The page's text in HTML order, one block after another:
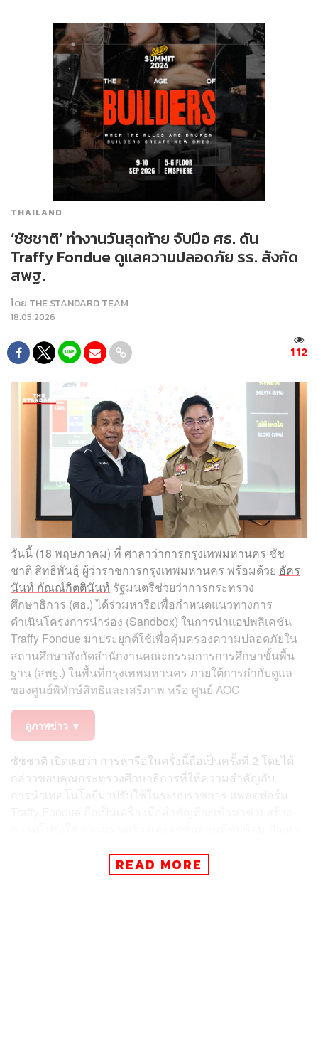
THAILAND
‘ชัชชาติ’ ทำงานวันสุดท้าย จับมือ ศธ. ดัน
Traffy Fondue ดูแลความปลอดภัย รร. สังกัด
สพฐ.
โดย THE STANDARD TEAM
18.05.2026
112
วันนี้ (18 พฤษภาคม) ที่ ศาลาว่าการกรุงเทพมหานคร ชัช
ชาติ สิทธิพันธุ์ ผู้ว่าราชการกรุงเทพมหานคร พร้อมด้วย อัคร
นันท์ กัณณ์กิตตินันท์ รัฐมนตรีช่วยว่าการกระทรวง
ศึกษาธิการ (ศธ.) ได้ร่วมหารือเพื่อกำหนดแนวทางการ
ดำเนินโครงการนำร่อง (Sandbox) ในการนำแอปพลิเคชัน
Traffy Fondue มาประยุกต์ใช้เพื่อคุ้มครองความปลอดภัยใน
สถานศึกษาสังกัดสำนักงานคณะกรรมการการศึกษาขั้นพื้น
ฐาน (สพฐ.) ในพื้นที่กรุงเทพมหานคร ภายใต้การกำกับดูแล
ของศูนย์พิทักษ์สิทธิและเสรีภาพ หรือ ศูนย์ AOC
ดูภาพข่าว ▼
ชัชชาติ เปิดเผยว่า การหารือในครั้งนี้ถือเป็นครั้งที่ 2 โดยได้
กล่าวขอบคุณกระทรวงศึกษาธิการที่ให้ความสำคัญกับ
การนำเทคโนโลยีมาปรับใช้ในระบบราชการ แพลตฟอร์ม
หากได้รับการแจ้งผ่านระบบโดยตรง จะช่วยให้การแก้ไขเป็น
READ MORE